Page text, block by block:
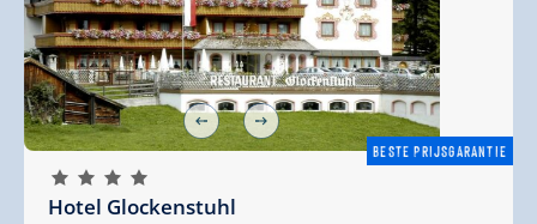
BESTE PRIJSGARANTIE
🞙 🞙 🞙 🞙
Hotel Glockenstuhl